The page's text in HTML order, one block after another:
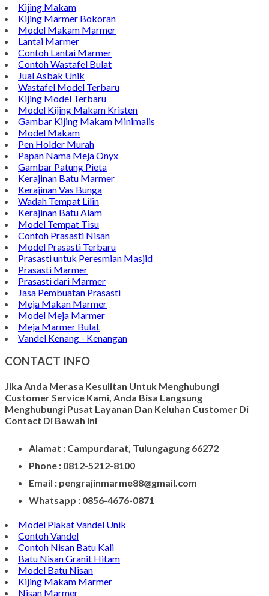
Kijing Makam
Kijing Marmer Bokoran
Model Makam Marmer
Lantai Marmer
Contoh Lantai Marmer
Contoh Wastafel Bulat
Jual Asbak Unik
Wastafel Model Terbaru
Kijing Model Terbaru
Model Kijing Makam Kristen
Gambar Kijing Makam Minimalis
Model Makam
Pen Holder Murah
Papan Nama Meja Onyx
Gambar Patung Pieta
Kerajinan Batu Marmer
Kerajinan Vas Bunga
Wadah Tempat Lilin
Kerajinan Batu Alam
Model Tempat Tisu
Contoh Prasasti Nisan
Model Prasasti Terbaru
Prasasti untuk Peresmian Masjid
Prasasti Marmer
Prasasti dari Marmer
Jasa Pembuatan Prasasti
Meja Makan Marmer
Model Meja Marmer
Meja Marmer Bulat
Vandel Kenang - Kenangan
CONTACT INFO
Jika Anda Merasa Kesulitan Untuk Menghubungi
Customer Service Kami, Anda Bisa Langsung
Menghubungi Pusat Layanan Dan Keluhan Customer Di
Contact Di Bawah Ini
Alamat : Campurdarat, Tulungagung 66272
Phone : 0812-5212-8100
Email : pengrajinmarme88@gmail.com
Whatsapp : 0856-4676-0871
Model Plakat Vandel Unik
Contoh Vandel
Contoh Nisan Batu Kali
Batu Nisan Granit Hitam
Model Batu Nisan
Kijing Makam Marmer
Nisan Marmer